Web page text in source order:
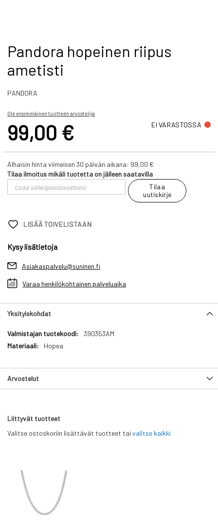
Skip
to
beginning
the
gallery
Pandora hopeinen riipus
ametisti
PANDORA
Ole ensimmäinen tuotteen arvostelija
99,00 € EI VARASTOSSA
Alhaisin hinta viimeisen 30 päivän aikana: 99,00 €
Tilaa ilmoitus mikäli tuotetta on jälleen saatavilla
Tilaa
uutiskirje
LISÄÄ TOIVELISTAAN
Kysy lisätietoja
Asiakaspalvelu@suninen.fi
Varaa henkilökohtainen palveluaika
Yksityiskohdat
Yksityiskohdat
390353AM
Hopea
Arvostelut
Liittyvät tuotteet
Valitse ostoskoriin lisättävät tuotteet tai valitse kaikki